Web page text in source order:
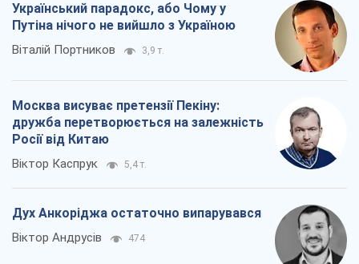
Український парадокс, або Чому у
Путіна нічого не вийшло з Україною
Віталій Портников 3,9 т.
Москва висуває претензії Пекіну:
дружба перетворюється на залежність
Росії від Китаю
Віктор Каспрук 5,4 т.
Дух Анкоріджа остаточно випарувався
Віктор Андрусів 474